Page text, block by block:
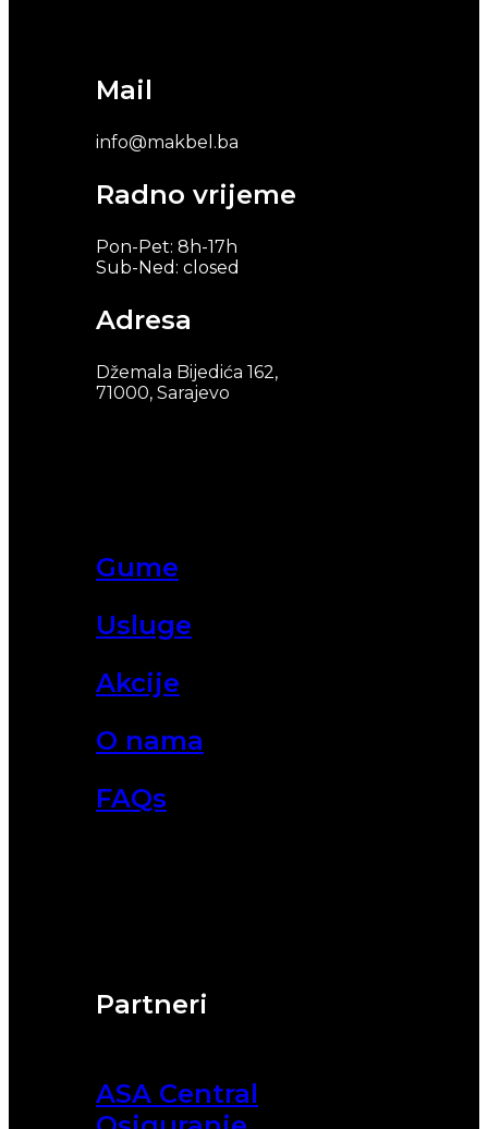
Partneri
ASA Central
Gume
Usluge
Akcije
O nama
FAQs
Mail
info@makbel.ba
Radno vrijeme
Pon-Pet: 8h-17h
Sub-Ned: closed
Adresa
Džemala Bijedića 162,
71000, Sarajevo